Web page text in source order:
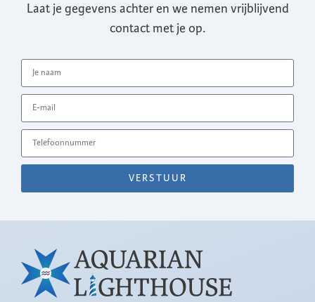
Laat je gegevens achter en we nemen vrijblijvend
contact met je op.
VERSTUUR